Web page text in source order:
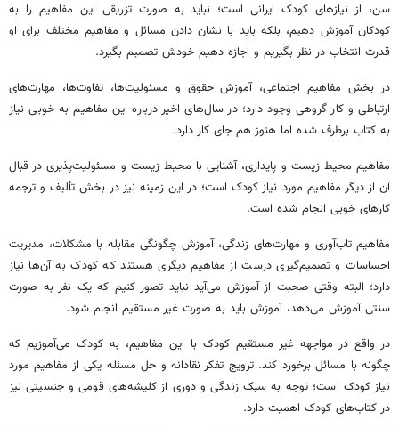
سن، از نیازهای کودک ایرانی است؛ نباید به صورت تزریقی این مفاهیم را به
کودکان آموزش دهیم، بلکه باید با نشان دادن مسائل و مفاهیم مختلف برای او
قدرت انتخاب در نظر بگیریم و اجازه دهیم خودش تصمیم بگیرد.
در بخش مفاهیم اجتماعی، آموزش حقوق و مسئولیت‌ها، تفاوت‌ها، مهارت‌های
ارتباطی و کار گروهی وجود دارد؛ در سال‌های اخیر درباره این مفاهیم به خوبی نیاز
به کتاب برطرف شده اما هنوز هم جای کار دارد.
مفاهیم محیط زیست و پایداری، آشنایی با محیط زیست و مسئولیت‌پذیری در قبال
آن از دیگر مفاهیم مورد نیاز کودک است؛ در این زمینه نیز در بخش تألیف و ترجمه
کارهای خوبی انجام شده است.
مفاهیم تاب‌آوری و مهارت‌های زندگی، آموزش چگونگی مقابله با مشکلات، مدیریت
احساسات و تصمیم‌گیری درست از مفاهیم دیگری هستند که کودک به آن‌ها نیاز
دارد؛ البته وقتی صحبت از آموزش می‌آید نباید تصور کنیم که یک نفر به صورت
سنتی آموزش می‌دهد، آموزش باید به صورت غیر مستقیم انجام شود.
در واقع در مواجهه غیر مستقیم کودک با این مفاهیم، به کودک می‌آموزیم که
چگونه با مسائل برخورد کند. ترویج تفکر نقادانه و حل مسئله یکی از مفاهیم مورد
نیاز کودک است؛ توجه به سبک زندگی و دوری از کلیشه‌های قومی و جنسیتی نیز
در کتاب‌های کودک اهمیت دارد.